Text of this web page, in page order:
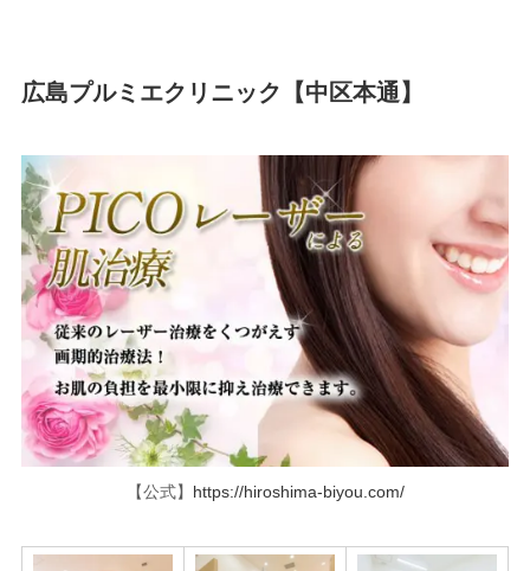
広島プルミエクリニック【中区本通】
【公式】 https://hiroshima-biyou.com/